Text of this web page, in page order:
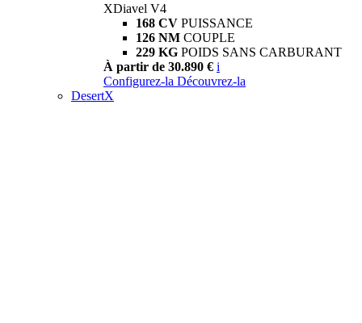
XDiavel V4
168 CV PUISSANCE
126 NM COUPLE
229 KG POIDS SANS CARBURANT
À partir de 30.890 € i
Configurez-la Découvrez-la
DesertX